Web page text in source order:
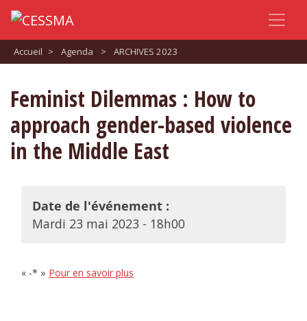
Accueil > Agenda > ARCHIVES 2023
Feminist Dilemmas : How to
approach gender-based violence
in the Middle East
Date de l'événement :
Mardi 23 mai 2023 - 18h00
« -* » Pour en savoir plus